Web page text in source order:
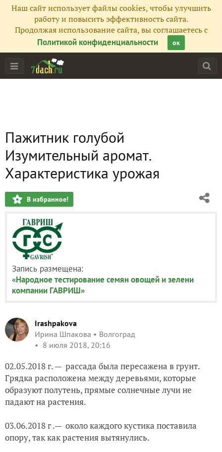
Наш сайт использует файлы cookies, чтобы улучшить
работу и повысить эффективность сайта.
Продолжая использование сайта, вы соглашаетесь с
Политикой конфиденциальности
ок
Пажитник голубой
Изумительный аромат.
Характеристика урожая
В избранное!
Запись размещена:
«Народное тестирование семян овощей и зелени
компании ГАВРИШ»
Irashpakova
Ирина Шпакова
Волгоград
8 июля 2018, 20:16
02.05.2018 г. — рассада была пересажена в грунт.
Грядка расположена между деревьями, которые
образуют полутень, прямые солнечные лучи не
падают на растения.
03.06.2018 г .— около каждого кустика поставила
опору, так как растения вытянулись.